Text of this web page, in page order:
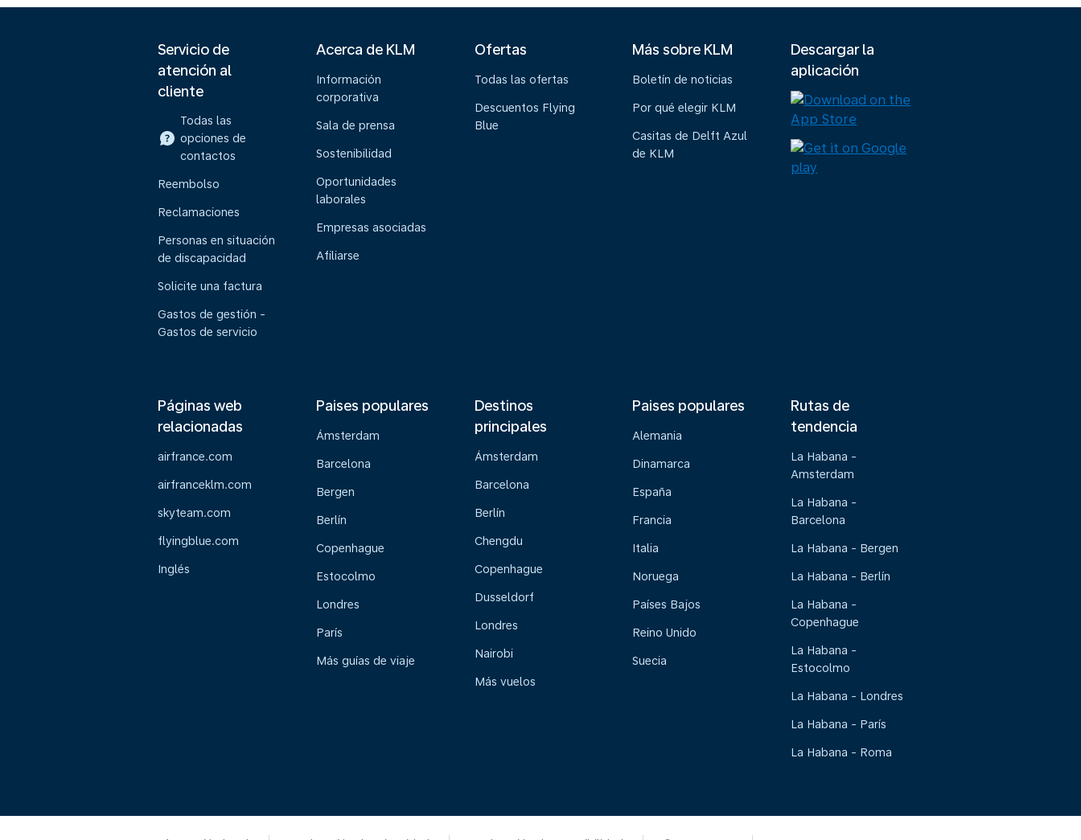
Servicio de
atención al
cliente
Todas las
opciones de
contactos
Reembolso
Reclamaciones
Personas en situación
de discapacidad
Solicite una factura
Gastos de gestión -
Gastos de servicio
Acerca de KLM
Información
corporativa
Sala de prensa
Sostenibilidad
Oportunidades
laborales
Empresas asociadas
Afiliarse
Ofertas
Todas las ofertas
Descuentos Flying
Blue
Más sobre KLM
Boletín de noticias
Por qué elegir KLM
Casitas de Delft Azul
de KLM
Descargar la
aplicación
Páginas web
relacionadas
airfrance.com
airfranceklm.com
skyteam.com
flyingblue.com
Inglés
Paises populares
Ámsterdam
Barcelona
Bergen
Berlín
Copenhague
Estocolmo
Londres
París
Más guías de viaje
Destinos
principales
Ámsterdam
Barcelona
Berlín
Chengdu
Copenhague
Dusseldorf
Londres
Nairobi
Más vuelos
Paises populares
Alemania
Dinamarca
España
Francia
Italia
Noruega
Países Bajos
Reino Unido
Suecia
Rutas de
tendencia
La Habana -
Amsterdam
La Habana -
Barcelona
La Habana - Bergen
La Habana - Berlín
La Habana -
Copenhague
La Habana -
Estocolmo
La Habana - Londres
La Habana - París
La Habana - Roma